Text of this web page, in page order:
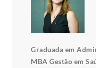
Graduada em
MBA Gestão em